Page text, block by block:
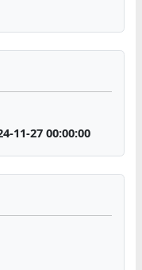
11-27 00:00:00